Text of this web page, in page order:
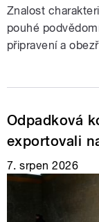
Znalost
pouhé
připravení a
Odpadková
exportovali
7. srpen 2026